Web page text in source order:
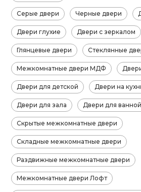
Серые двери Черные двери
Двери глухие Двери с зеркалом
Глянцевые двери Стеклянные
Межкомнатные двери МДФ
Двери для детской Двери на
Двери для зала Двери для
Скрытые межкомнатные двери
Складные межкомнатные двери
Раздвижные межкомнатные двери
Межкомнатные двери Лофт